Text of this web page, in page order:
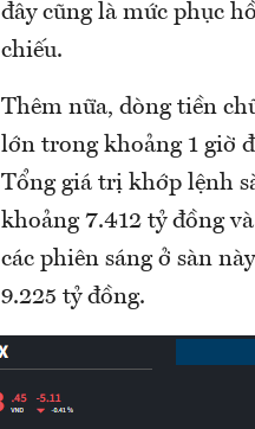
đây cũng là mức phục
chiếu.
Thêm nữa, dòng tiền
lớn trong khoảng 1 giờ
Tổng giá trị khớp lệnh
khoảng 7.412 tỷ đồng
các phiên sáng ở sàn
9.225 tỷ đồng.